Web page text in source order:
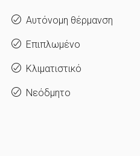
Αυτόνομη θέρμανση
Επιπλωμένο
Κλιματιστικό
Νεόδμητο